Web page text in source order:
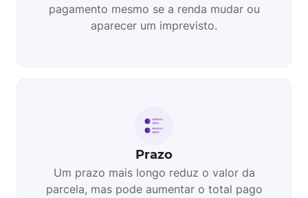
pagamento mesmo se a renda mudar ou
aparecer um imprevisto.
Prazo
Um prazo mais longo reduz o valor da
parcela, mas pode aumentar o total pago